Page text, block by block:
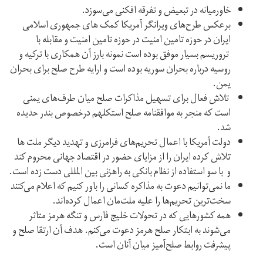
خاورمیانه در تبعیض و تفرقه افکنی می‌سوزد.
برعکس طرح‌های ویرانگر آمریکا کمک های جمهوری اسلامی
ایران در حوزه تامین امنیت در حوزه تامین امنیت و مقابله با
تروریسم بسیار موفق بوده است نمونه بارز آن همکاری با ترکیه و
روسیه درباره بحران سوریه بوده است و ارایه طرح صلح برای بحران
یمن.
تلاش فعال برای تسهیل مذاکرات صلح میان طرف‌های یمنی
است که منجر به موافقنامه صلح استکلهم درخصوص بندر حدیده
شد.
دولت آمریکا با اعمال تحریم‌های فرامرزی و تهدید دیگر ملت ها
تلاش کرده ایران را از مزایای حضور در اقتصاد جهانی محروم کند
و با سو استفاده از نظام بانکی به راهزنی بین المللی دست زده است.
ما نمی‌توانیم دعوت به مذاکره کسانی را باور کنیم که اعلام می‌کنند
سخت‌ترین تحریم‌ها را علیه ملت‌مان اعمال کرده‌اند.
همه کشورهایی که در تحولات خلیج فارس و تنگه هرمز متاثر
می‌شوند به ابتکار صلح هرمز دعوت می‌کنم. هدف آن ارتقا صلح و
پیشرفت روابط صلح‌آمیز میان آنان است.